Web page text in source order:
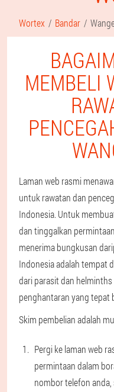
Wortex Bandar
MEMBELI
Laman web rasmi
untuk rawatan dan
Indonesia. Untuk
dan tinggalkan
menerima bungkusan
Indonesia adalah tempat
dari parasit dan
penghantaran yang tepat
Skim pembelian adalah
Pergi ke laman web
permintaan dalam
nombor telefon